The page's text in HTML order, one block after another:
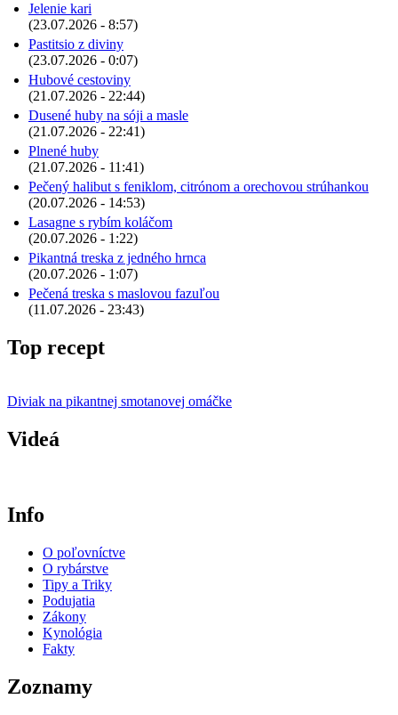
Jelenie kari
(23.07.2026 - 8:57)
Pastitsio z diviny
(23.07.2026 - 0:07)
Hubové cestoviny
(21.07.2026 - 22:44)
Dusené huby na sóji a masle
(21.07.2026 - 22:41)
Plnené huby
(21.07.2026 - 11:41)
Pečený halibut s feniklom, citrónom a orechovou strúhankou
(20.07.2026 - 14:53)
Lasagne s rybím koláčom
(20.07.2026 - 1:22)
Pikantná treska z jedného hrnca
(20.07.2026 - 1:07)
Pečená treska s maslovou fazuľou
(11.07.2026 - 23:43)
Top recept
Diviak na pikantnej smotanovej omáčke
Videá
Info
O poľovníctve
O rybárstve
Tipy a Triky
Podujatia
Zákony
Kynológia
Fakty
Zoznamy